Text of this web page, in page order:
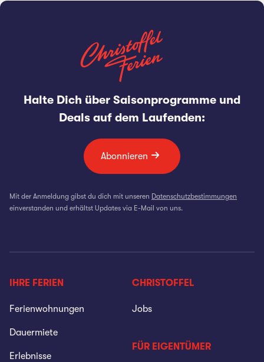
Halte Dich über Saisonprogramme und
Deals auf dem Laufenden:
Abonnieren
Mit der Anmeldung gibst du dich mit unseren Datenschutzbestimmungen
einverstanden und erhältst Updates via E-Mail von uns.
IHRE FERIEN
Ferienwohnungen
Dauermiete
Erlebnisse
CHRISTOFFEL
Jobs
FÜR EIGENTÜMER